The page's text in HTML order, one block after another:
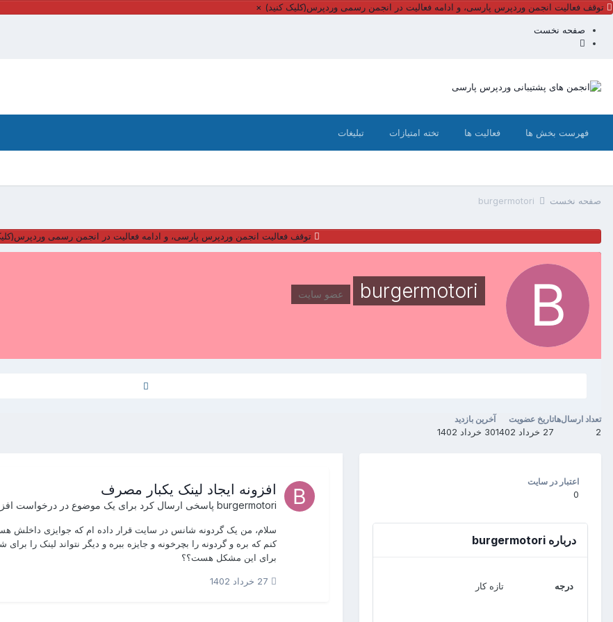
توقف فعالیت انجمن وردپرس پارسی، و ادامه فعالیت در انجمن رسمی وردپرس(کلیک کنید) ×
صفحه نخست
فهرست بخش ها فعالیت ها تخته امتیازات تبلیغات
صفحه نخست burgermotori
توقف فعالیت انجمن وردپرس پارسی، و ادامه فعالیت در انجمن رسمی
burgermotori عضو سایت
تعداد ارسال‌ها
2
تاریخ عضویت
27 خرداد 1402
آخرین بازدید
30 خرداد 1402
اعتبار در سایت
0
درباره burgermotori
درجه تازه کار
افزونه ایجاد لینک یکبار مصرف
burgermotori پاسخی ارسال کرد برای یک موضوع در درخواست
سلام، من یک گردونه شانس در سایت قرار داده ام که جوایزی داخلش
کنم که بره و گردونه را بچرخونه و جایزه ببره و دیگر نتواند لینک را
برای این مشکل هست؟؟
27 خرداد 1402